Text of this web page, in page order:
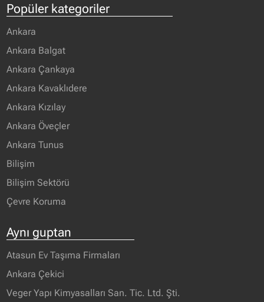
Popüler kategoriler
Ankara
Ankara Balgat
Ankara Çankaya
Ankara Kavaklıdere
Ankara Kızılay
Ankara Öveçler
Ankara Tunus
Bilişim
Bilişim Sektörü
Çevre Koruma
Aynı guptan
Atasun Ev Taşıma Firmaları
Ankara Çekici
Veger Yapı Kimyasalları San. Tic. Ltd. Şti.